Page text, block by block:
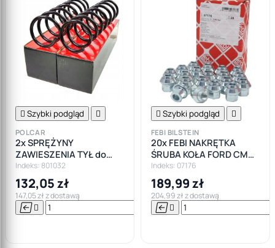
 Szybki podgląd 
POLCAR
2x SPRĘŻYNY
ZAWIESZENIA TYŁ do
FORD FOCUS II MK2
KOMBI
Indeks: 801032
132,05 zł
147,05 zł z dostawą
  

 Szybki podgląd 
FEBI BILSTEIN
20x FEBI NAKRĘTKA
ŚRUBA KOŁA FORD CMAX
FIESTA FOCUS MONDEO
SMAX M12X1,5
Indeks: 07176
189,99 zł
204,99 zł z dostawą
 